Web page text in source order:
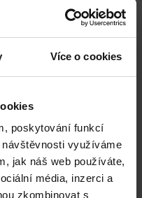
Více o cookies
poskytování funkcí
využíváme
jak náš web používáte,
média, inzerci a
zkombinovat s
vitaminy tuto
technologii.